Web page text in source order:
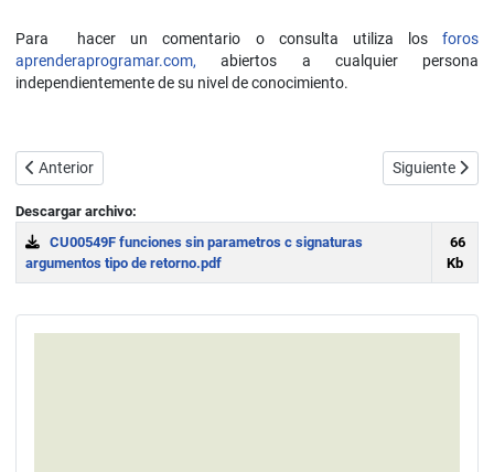
Para hacer un comentario o consulta utiliza losforos
aprenderaprogramar.com, abiertos a cualquier persona
independientemente de su nivel de conocimiento.
Artículo anterior: Ambito de variables en C. Globales y locales.
Anterior Artículo
Siguiente
Descargar archivo:
CU00549F funciones sin parametros c signaturas
argumentos tipo de retorno.pdf
66
Kb